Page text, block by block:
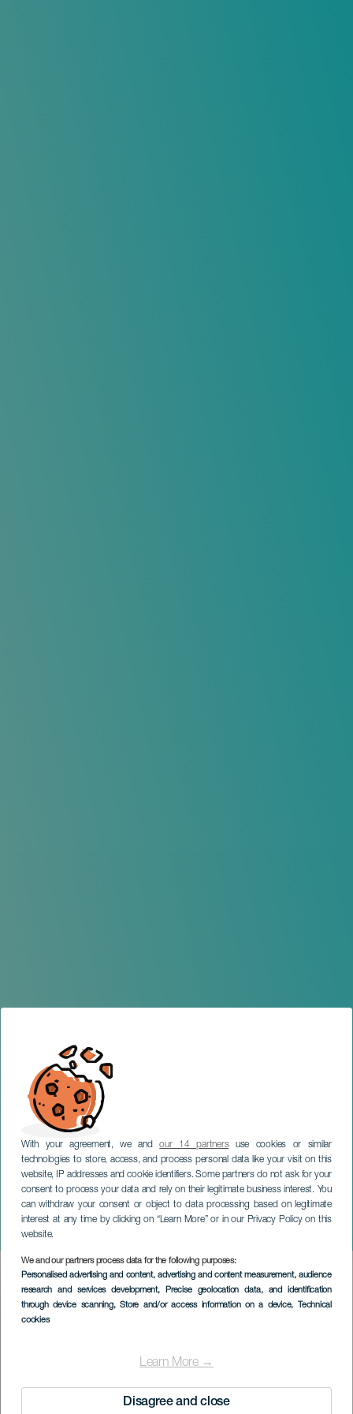
With your agreement, we andour 14 partnersuse cookies or similar
technologies to store, access, and process personal data like your visit on this
website, IP addresses and cookie identifiers. Some partners do not ask for your
consent to process your data and rely on their legitimate business interest. You
can withdraw your consent or object to data processing based on legitimate
interest at any time by clicking on “Learn More” or in our Privacy Policy on this
website.
We and our partners process data for the following purposes:
Personalised advertising and content, advertising and content measurement, audience
research and services development, Precise geolocation data, and identification
through device scanning, Store and/or access information on a device, Technical
cookies
Learn More →
Disagree and close
Gran Canaria Sax Festival
GRAN CANARIA
Imagen
Listado